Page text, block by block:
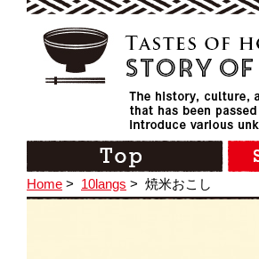
Home > 10langs > 焼米おこし